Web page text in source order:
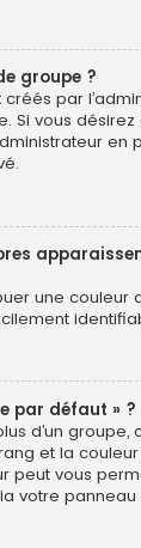
groupe ?
par
Si vous
en
une couleur
par défaut » ?
d’un groupe,
et la
peut vous
votre panneau